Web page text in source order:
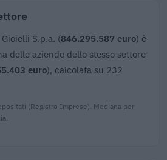
S.p.a. (846.295.587 euro) è
delle aziende dello stesso settore
euro), calcolata su 232
(Registro Imprese). Mediana per